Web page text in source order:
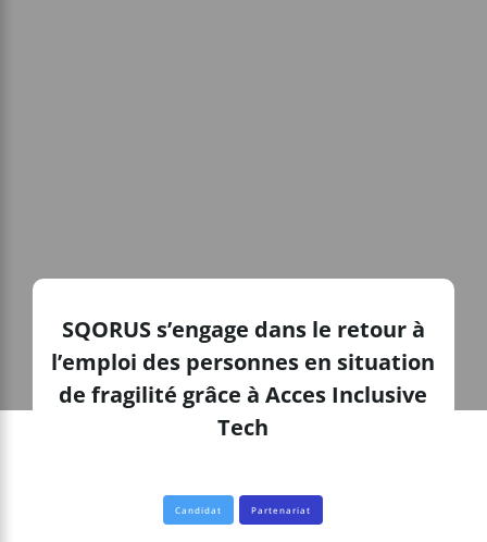
SQORUS s’engage dans le retour à
l’emploi des personnes en situation
de fragilité grâce à Acces Inclusive
Tech
Candidat Partenariat